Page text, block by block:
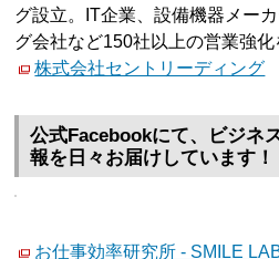
グ設立。IT企業、設備機器メー
グ会社など150社以上の営業強化
株式会社セントリーディング
公式Facebookにて、ビジネ
報を日々お届けしています！
お仕事効率研究所 - SMILE